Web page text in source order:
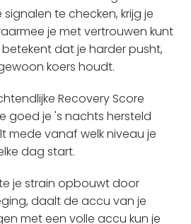
te checken, krijg je
je met vertrouwen kunt
dat je harder pusht,
koers houdt.
Recovery Score
goed je 's nachts hersteld
mede vanaf welk niveau je
dag start.
je strain opbouwt door
daalt de accu van je
met een volle accu kun je